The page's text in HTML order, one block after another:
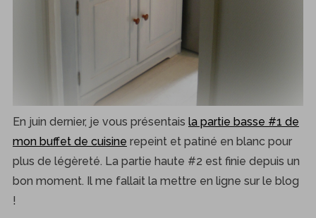
En juin dernier, je vous présentais la partie basse #1 de
mon buffet de cuisine repeint et patiné en blanc pour
plus de légèreté. La partie haute #2 est finie depuis un
bon moment. Il me fallait la mettre en ligne sur le blog
!